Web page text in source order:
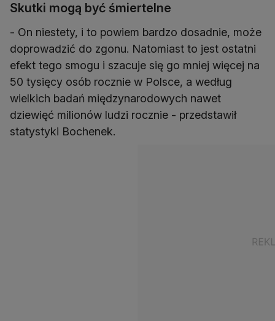
Skutki mogą być śmiertelne
- On niestety, i to powiem bardzo dosadnie, może
doprowadzić do zgonu. Natomiast to jest ostatni
efekt tego smogu i szacuje się go mniej więcej na
50 tysięcy osób rocznie w Polsce, a według
wielkich badań międzynarodowych nawet
dziewięć milionów ludzi rocznie - przedstawił
statystyki Bochenek.